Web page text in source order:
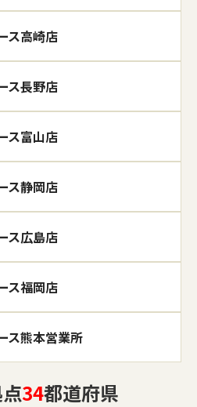
ス高崎店
ス長野店
ス富山店
ス静岡店
ス広島店
ス福岡店
ス熊本営業所
34都道府県